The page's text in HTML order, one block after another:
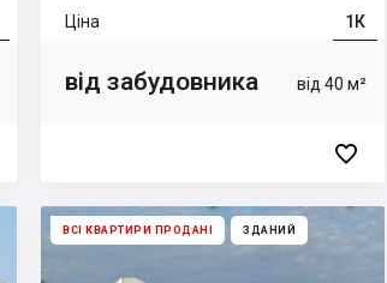
1К
Ціна
від 40 м²
від забудовника

ВСІ КВАРТИРИ ПРОДАНІ ЗДАНИЙ